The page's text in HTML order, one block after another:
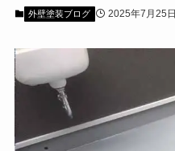
外壁塗装ブログ 2025年7月25日